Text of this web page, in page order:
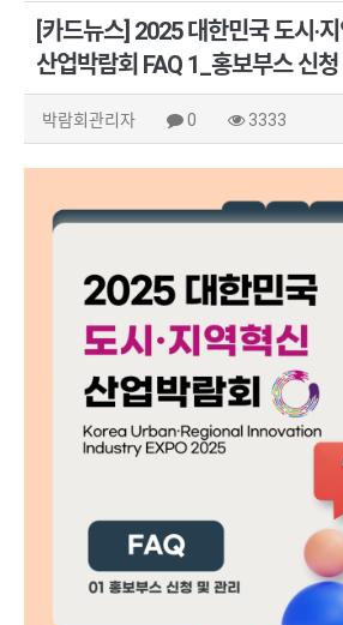
[카드뉴스] 2025 대한민국 도시·
산업박람회 FAQ 1_홍보부스 신청
박람회관리자 0 3333